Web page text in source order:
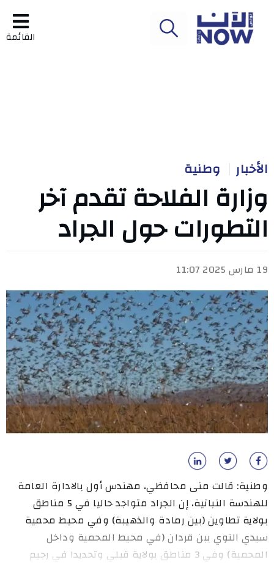
القائمة
الأخبار وطنية
وزارة الفلاحة تقدم آخر
التطورات حول الجراد
19 مارس 2025 11:07
وطنية: قالت منى محافظي، مهندس أول بالادارة العامة
للهندسة النباتية، إن الجراد متواجد حاليا في 5 مناطق
بولاية تطاوين (بين رمادة والذهيبة) وفي محيط محمية
سيدي التوي ببن قردان (في محيط المحمية وداخل
المحمية) وفي 3 مناطق بولاية قبلي وتحديدا في رجيم